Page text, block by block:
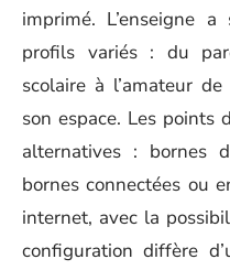
imprimé. L’enseigne
profils variés : du
scolaire à l’amateur
son espace. Les points
alternatives : bornes
bornes connectées ou
internet, avec la
configuration diffère